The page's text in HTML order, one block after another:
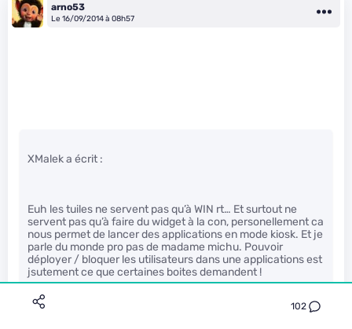
102
arno53
Le 16/09/2014 à 08h57
XMalek a écrit :
Euh les tuiles ne servent pas qu’à WIN rt… Et surtout ne
servent pas qu’à faire du widget à la con, personellement ca
nous permet de lancer des applications en mode kiosk. Et je
parle du monde pro pas de madame michu. Pouvoir
déployer / bloquer les utilisateurs dans une applications est
jsutement ce que certaines boites demandent !